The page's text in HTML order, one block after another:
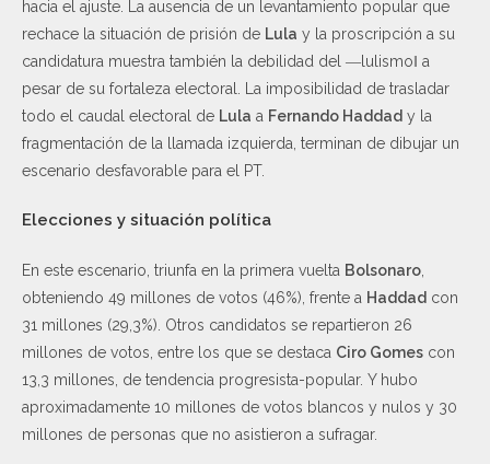
hacia el ajuste. La ausencia de un levantamiento popular que
rechace la situación de prisión de Lula y la proscripción a su
candidatura muestra también la debilidad del ―lulismo‖ a
pesar de su fortaleza electoral. La imposibilidad de trasladar
todo el caudal electoral de Lula a Fernando Haddad y la
fragmentación de la llamada izquierda, terminan de dibujar un
escenario desfavorable para el PT.
Elecciones y situación política
En este escenario, triunfa en la primera vuelta Bolsonaro
obteniendo 49 millones de votos (46%), frente a Haddad con
31 millones (29,3%). Otros candidatos se repartieron 26
millones de votos, entre los que se destaca Ciro Gomes con
13,3 millones, de tendencia progresista-popular. Y hubo
aproximadamente 10 millones de votos blancos y nulos y 30
millones de personas que no asistieron a sufragar.